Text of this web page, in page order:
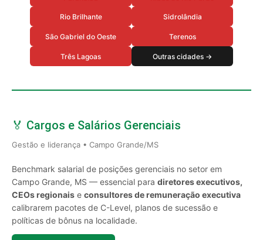
Rio Brilhante Sidrolândia
São Gabriel do Oeste Terenos
Três Lagoas Outras cidades →
🏅 Cargos e Salários Gerenciais
Gestão e liderança • Campo Grande/MS
Benchmark salarial de posições gerenciais no setor em
Campo Grande, MS — essencial para diretores executivos,
CEOs regionais e consultores de remuneração executiva
calibrarem pacotes de C-Level, planos de sucessão e
políticas de bônus na localidade.